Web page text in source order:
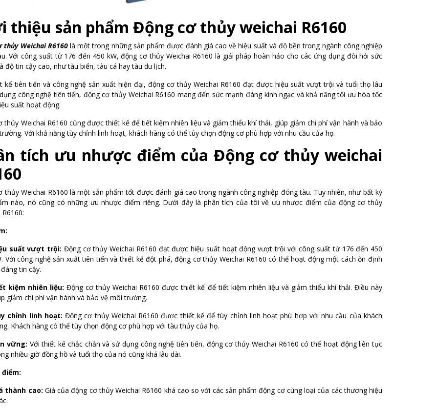
thiệu sản phẩm Động cơ thủy weichai R6160
thủy Weichai R6160là một trong những sản phẩm được đánh giá cao về hiệu suất và độ bền trong ngành công nghiệp
Với công suất từ 176 đến 450 kW, động cơ thủy Weichai R6160 là giải pháp hoàn hảo cho các ứng dụng đòi hỏi sức
độ tin cậy cao, như tàu biển, tàu cá hay tàu du lịch.
kế tiên tiến và công nghệ sản xuất hiện đại, động cơ thủy Weichai R6160 đạt được hiệu suất vượt trội và tuổi thọ lâu
công nghệ tiên tiến, động cơ thủy Weichai R6160 mang đến sức mạnh đáng kinh ngạc và khả năng tối ưu hóa tốc
suất hoạt động.
thủy Weichai R6160 cũng được thiết kế để tiết kiệm nhiên liệu và giảm thiểu khí thải, giúp giảm chi phí vận hành và bảo
Với khả năng tùy chỉnh linh hoạt, khách hàng có thể tùy chọn động cơ phù hợp với nhu cầu của họ.
tích ưu nhược điểm củaĐộng cơ thủy weichai
thủy Weichai R6160 là một sản phẩm tốt được đánh giá cao trong ngành công nghiệp đóng tàu. Tuy nhiên, như bất kỳ
nào, nó cũng có những ưu nhược điểm riêng. Dưới đây là phân tích của tôi về ưu nhược điểm của động cơ thủy
suất vượt trội: Động cơ thủy Weichai R6160 đạt được hiệu suất hoạt động vượt trội với công suất từ 176 đến 450
Với công nghệ sản xuất tiên tiến và thiết kế đột phá, động cơ thủy Weichai R6160 có thể hoạt động một cách ổn định
tin cậy.
kiệm nhiên liệu: Động cơ thủy Weichai R6160 được thiết kế để tiết kiệm nhiên liệu và giảm thiểu khí thải. Điều này
giảm chi phí vận hành và bảo vệ môi trường.
chỉnh linh hoạt: Động cơ thủy Weichai R6160 được thiết kế để tùy chỉnh linh hoạt phù hợp với nhu cầu của khách
Khách hàng có thể tùy chọn động cơ phù hợp với tàu thủy của họ.
vững: Với thiết kế chắc chắn và sử dụng công nghệ tiên tiến, động cơ thủy Weichai R6160 có thể hoạt động liên tục
nhiều giờ đồng hồ và tuổi thọ của nó cũng khá lâu dài.
thành cao: Giá của động cơ thủy Weichai R6160 khá cao so với các sản phẩm động cơ cùng loại của các thương hiệu